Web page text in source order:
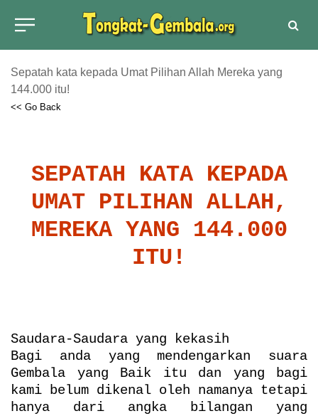
Sepatah kata kepada Umat Pilihan Allah Mereka yang
144.000 itu!
<< Go Back
SEPATAH KATA KEPADA
UMAT PILIHAN ALLAH,
MEREKA YANG 144.000
ITU!
Saudara-Saudara yang kekasih
Bagi anda yang mendengarkan suara
Gembala yang Baik itu dan yang bagi
kami belum dikenal oleh namanya tetapi
hanya dari angka bilangan yang